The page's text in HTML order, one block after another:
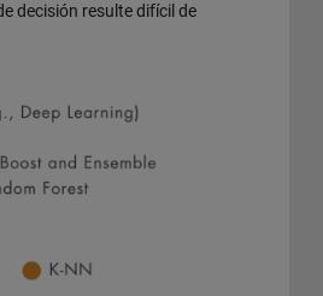
decisión resulte difícil de